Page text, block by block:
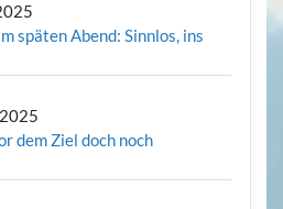
späten Abend: Sinnlos, ins
dem Ziel doch noch